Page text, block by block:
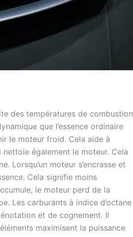
des températures de combustion
que l’essence ordinaire
le moteur froid. Cela aide à
également le moteur. Cela
Lorsqu’un moteur s’encrasse et
Cela signifie moins
le moteur perd de la
Les carburants à indice d’octane
et de cognement. Il
maximisent la puissance